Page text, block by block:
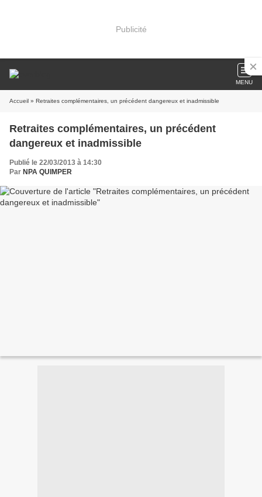
Publicité
MENU
Accueil » Retraites complémentaires, un précédent dangereux et inadmissible
Retraites complémentaires, un précédent
dangereux et inadmissible
Publié le 22/03/2013 à 14:30
Par NPA QUIMPER